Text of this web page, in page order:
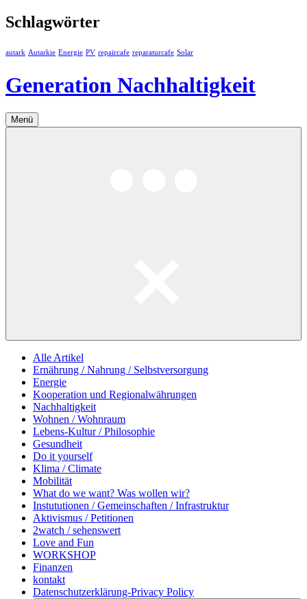
Schlagwörter
autark Autarkie Energie PV repaircafe reparaturcafe Solar
Generation Nachhaltigkeit
Menü
Alle Artikel
Ernährung / Nahrung / Selbstversorgung
Energie
Kooperation und Regionalwährungen
Nachhaltigkeit
Wohnen / Wohnraum
Lebens-Kultur / Philosophie
Gesundheit
Do it yourself
Klima / Climate
Mobilität
What do we want? Was wollen wir?
Instututionen / Gemeinschaften / Infrastruktur
Aktivismus / Petitionen
2watch / sehenswert
Love and Fun
WORKSHOP
Finanzen
kontakt
Datenschutzerklärung-Privacy Policy